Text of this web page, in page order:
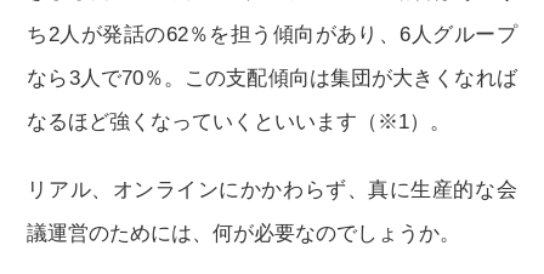
ち2人が発話の62％を担う傾向があり、6人グループ
なら3人で70％。この支配傾向は集団が大きくなれば
なるほど強くなっていくといいます（※1）。
リアル、オンラインにかかわらず、真に生産的な会
議運営のためには、何が必要なのでしょうか。